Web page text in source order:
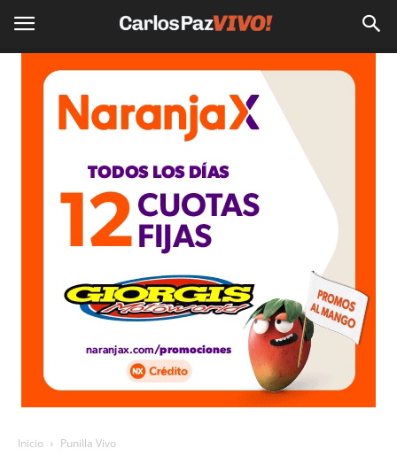
Inicio Punilla Vivo